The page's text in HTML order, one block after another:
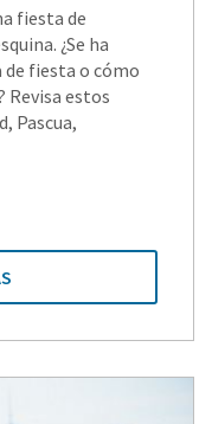
fiesta de
¿Se ha
fiesta o cómo
Revisa estos
Pascua,